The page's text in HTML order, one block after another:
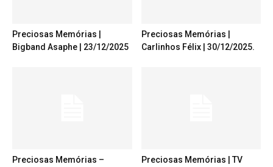
Preciosas Memórias |
Bigband Asaphe | 23/12/2025
Preciosas Memórias |
Carlinhos Félix | 30/12/2025.
Preciosas Memórias –
Preciosas Memórias | TV